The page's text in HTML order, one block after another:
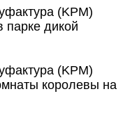
(KPM)
парке дикой
(KPM)
королевы на